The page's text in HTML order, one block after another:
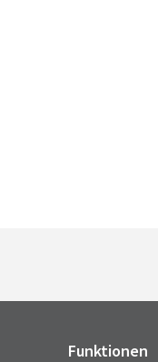
Funktionen